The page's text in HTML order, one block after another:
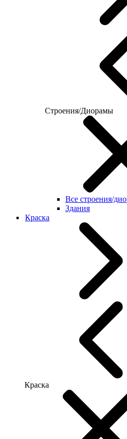
Строения/Диорамы
Все строения/
Здания
Краска
Краска